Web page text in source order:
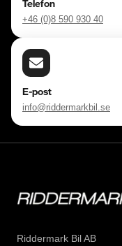
går till.
https://
Telefon
+46 (0)8 590 930 40
E-post
info@riddermarkbil.se
Riddermark Bil AB